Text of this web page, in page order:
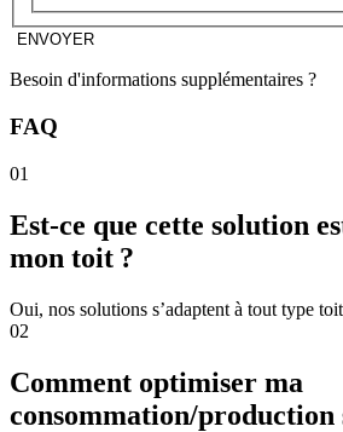
ENVOYER
Besoin d'informations supplémentaires ?
FAQ
01
Est-ce que cette solution
mon toit ?
Oui, nos solutions s’adaptent à tout type
02
Comment optimiser ma
consommation/production